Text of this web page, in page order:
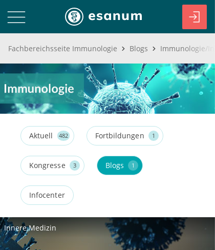
Fachbereichsseite Immunologie Blogs Immunologie/
Aktuell 482 Fortbildungen 1
Kongresse 3 Blogs 1
Infocenter
Innere Medizin